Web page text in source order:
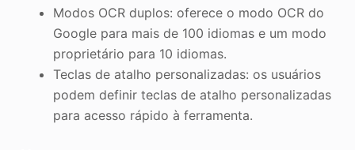
Modos OCR duplos: oferece o modo OCR do
Google para mais de 100 idiomas e um modo
proprietário para 10 idiomas.
Teclas de atalho personalizadas: os usuários
podem definir teclas de atalho personalizadas
para acesso rápido à ferramenta.